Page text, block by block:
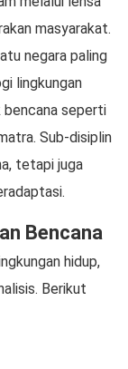
masyarakat.
negara paling
lingkungan
bencana seperti
Sub-disiplin
tetapi juga
Bencana
hidup,
Berikut